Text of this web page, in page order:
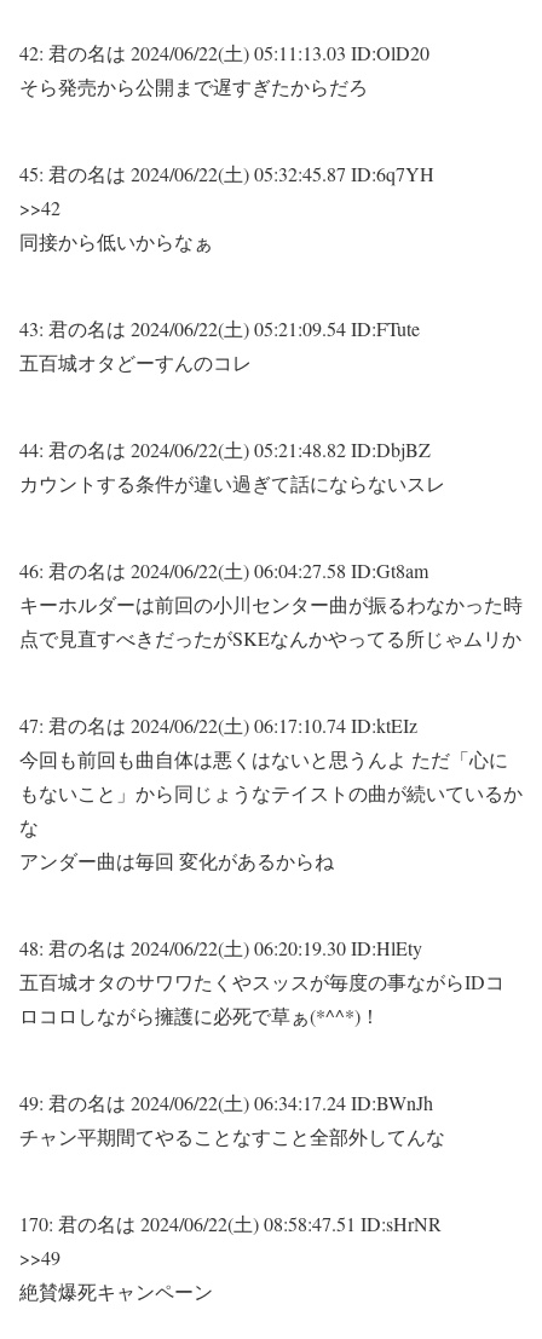
42: 君の名は 2024/06/22(土) 05:11:13.03 ID:OlD20
そら発売から公開まで遅すぎたからだろ
45: 君の名は 2024/06/22(土) 05:32:45.87 ID:6q7YH
>>42
同接から低いからなぁ
43: 君の名は 2024/06/22(土) 05:21:09.54 ID:FTute
五百城オタどーすんのコレ
44: 君の名は 2024/06/22(土) 05:21:48.82 ID:DbjBZ
カウントする条件が違い過ぎて話にならないスレ
46: 君の名は 2024/06/22(土) 06:04:27.58 ID:Gt8am
キーホルダーは前回の小川センター曲が振るわなかった時
点で見直すべきだったがSKEなんかやってる所じゃムリか
47: 君の名は 2024/06/22(土) 06:17:10.74 ID:ktEIz
今回も前回も曲自体は悪くはないと思うんよ ただ「心に
もないこと」から同じょうなテイストの曲が続いているか
な
アンダー曲は毎回 変化があるからね
48: 君の名は 2024/06/22(土) 06:20:19.30 ID:HlEty
五百城オタのサワワたくやスッスが毎度の事ながらIDコ
ロコロしながら擁護に必死で草ぁ(*^^*)！
49: 君の名は 2024/06/22(土) 06:34:17.24 ID:BWnJh
チャン平期間てやることなすこと全部外してんな
170: 君の名は 2024/06/22(土) 08:58:47.51 ID:sHrNR
>>49
絶賛爆死キャンペーン